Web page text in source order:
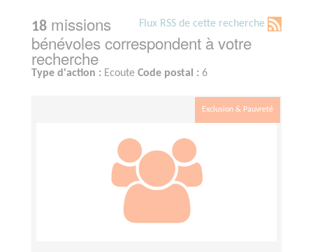
Flux RSS de cette recherche
18 missions
bénévoles correspondent à votre
recherche
Type d'action : Ecoute Code postal : 6
Exclusion & Pauvreté